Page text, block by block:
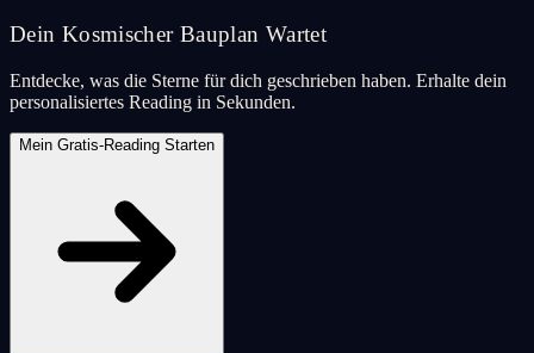
Dein Kosmischer Bauplan Wartet
Entdecke, was die Sterne für dich geschrieben haben. Erhalte dein
personalisiertes Reading in Sekunden.
Mein Gratis-Reading Starten